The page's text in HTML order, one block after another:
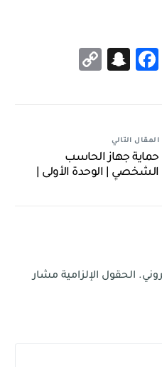
Telegram
Facebook
Snapchat
المقال التالي
حماية جهاز الحاسب
الشخصي | الوحدة الأولى |
الحقول الإلزامية مشار